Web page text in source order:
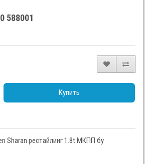
588001
Купить
Sharan рестайлинг 1.8t МКПП бу